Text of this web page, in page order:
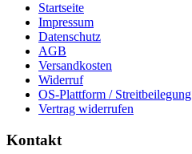
Startseite
Impressum
Datenschutz
AGB
Versandkosten
Widerruf
OS-Plattform / Streitbeilegung
Vertrag widerrufen
Kontakt